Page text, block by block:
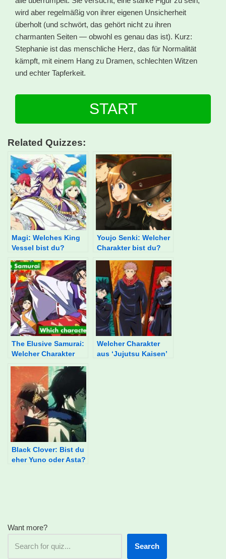
wird aber regelmäßig von ihrer eigenen Unsicherheit
überholt (und schwört, das gehört nicht zu ihren
charmanten Seiten — obwohl es genau das ist). Kurz:
Stephanie ist das menschliche Herz, das für Normalität
kämpft, mit einem Hang zu Dramen, schlechten Witzen
und echter Tapferkeit.
START
Related Quizzes:
Magi: Welches King
Vessel bist du?
Youjo Senki: Welcher
Charakter bist du?
The Elusive Samurai:
Welcher Charakter
Welcher Charakter
aus ‘Jujutsu Kaisen’
Black Clover: Bist du
eher Yuno oder Asta?
Want more?
Search